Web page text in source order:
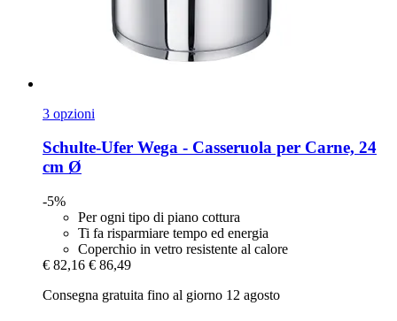
3 opzioni
Schulte-Ufer Wega -​ Casseruola per Carne, 24
cm Ø
-5%
Per ogni tipo di piano cottura
Ti fa risparmiare tempo ed energia
Coperchio in vetro resistente al calore
€ 82,16 € 86,49
Consegna gratuita fino al giorno 12 agosto